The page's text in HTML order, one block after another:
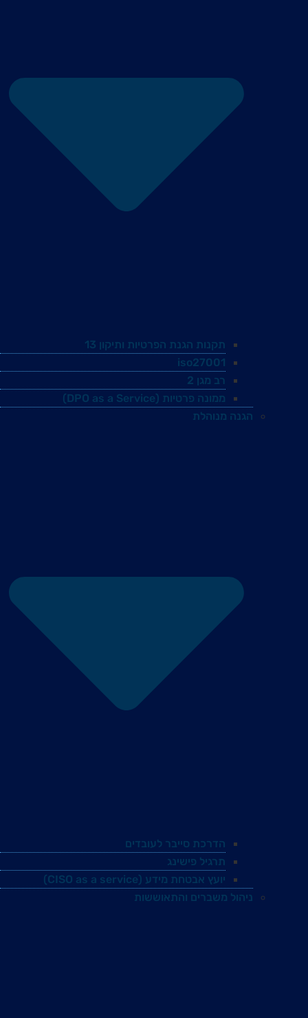
תקנות הגנת הפרטיות ותיקון 13
iso27001
רב מגן 2
ממונה פרטיות (DPO as a Service)
הגנה מנוהלת
הדרכת סייבר לעובדים
תרגיל פישינג
יועץ אבטחת מידע (CISO as a service)
ניהול משברים והתאוששות